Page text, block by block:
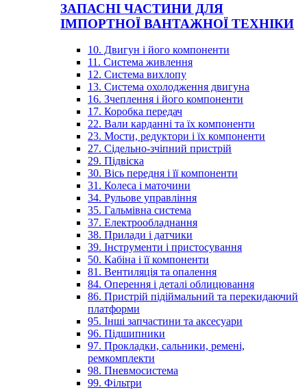
ЗАПАСНІ ЧАСТИНИ ДЛЯ
ІМПОРТНОЇ ВАНТАЖНОЇ ТЕХНІКИ
10. Двигун і його компоненти
11. Система живлення
12. Система вихлопу
13. Система охолодження двигуна
16. Зчеплення і його компоненти
17. Коробка передач
22. Вали карданні та їх компоненти
23. Мости, редуктори і їх компоненти
27. Сідельно-зчіпний пристрій
29. Підвіска
30. Вісь передня і її компоненти
31. Колеса і маточини
34. Рульове управління
35. Гальмівна система
37. Електрообладнання
38. Прилади і датчики
39. Інструменти і пристосування
50. Кабіна і її компоненти
81. Вентиляція та опалення
84. Оперення і деталі облицювання
86. Пристрій підіймальний та перекидаючий
платформи
95. Інші запчастини та аксесуари
96. Підшипники
97. Прокладки, сальники, ремені,
ремкомплекти
98. Пневмосистема
99. Фільтри